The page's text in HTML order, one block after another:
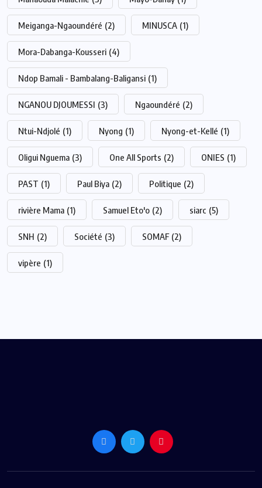
Meiganga-Ngaoundéré (2) MINUSCA (1)
Mora-Dabanga-Kousseri (4)
Ndop Bamali - Bambalang-Baligansi (1)
NGANOU DJOUMESSI (3) Ngaoundéré (2)
Ntui-Ndjolé (1) Nyong (1) Nyong-et-Kellé (1)
Oligui Nguema (3) One All Sports (2) ONIES (1)
PAST (1) Paul Biya (2) Politique (2)
rivière Mama (1) Samuel Eto'o (2) siarc (5)
SNH (2) Société (3) SOMAF (2)
vipère (1)